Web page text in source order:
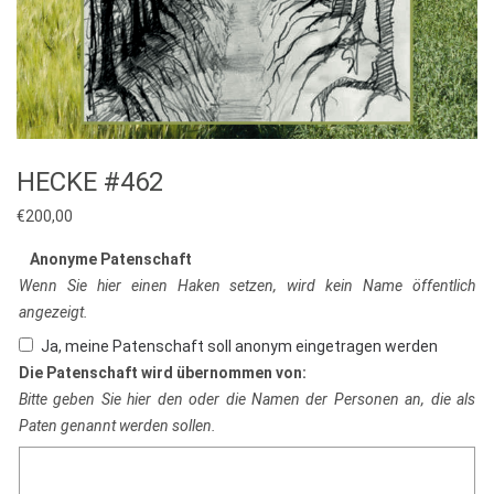
HECKE #462
€200,00
Anonyme Patenschaft
Wenn Sie hier einen Haken setzen, wird kein Name öffentlich
angezeigt.
Ja, meine Patenschaft soll anonym eingetragen werden
Die Patenschaft wird übernommen von:
Bitte geben Sie hier den oder die Namen der Personen an, die als
Paten genannt werden sollen.